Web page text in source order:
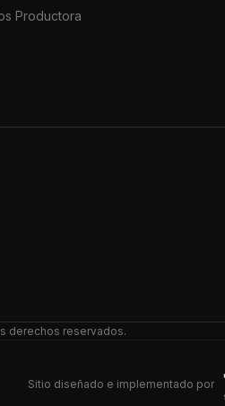
Productora
derechos reservados.
Sitio diseñado e implementado por